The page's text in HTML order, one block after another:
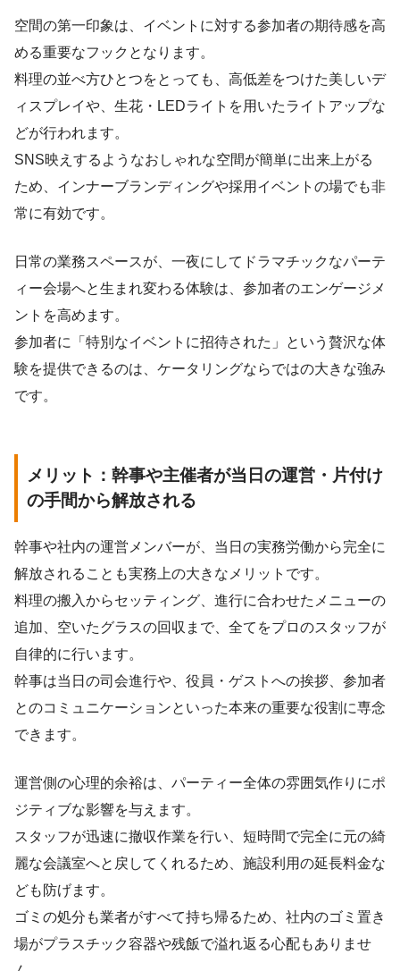
空間の第一印象は、イベントに対する参加者の期待感を高
める重要なフックとなります。
料理の並べ方ひとつをとっても、高低差をつけた美しいデ
ィスプレイや、生花・LEDライトを用いたライトアップな
どが行われます。
SNS映えするようなおしゃれな空間が簡単に出来上がる
ため、インナーブランディングや採用イベントの場でも非
常に有効です。
日常の業務スペースが、一夜にしてドラマチックなパーテ
ィー会場へと生まれ変わる体験は、参加者のエンゲージメ
ントを高めます。
参加者に「特別なイベントに招待された」という贅沢な体
験を提供できるのは、ケータリングならではの大きな強み
です。
メリット：幹事や主催者が当日の運営・片付け
の手間から解放される
幹事や社内の運営メンバーが、当日の実務労働から完全に
解放されることも実務上の大きなメリットです。
料理の搬入からセッティング、進行に合わせたメニューの
追加、空いたグラスの回収まで、全てをプロのスタッフが
自律的に行います。
幹事は当日の司会進行や、役員・ゲストへの挨拶、参加者
とのコミュニケーションといった本来の重要な役割に専念
できます。
運営側の心理的余裕は、パーティー全体の雰囲気作りにポ
ジティブな影響を与えます。
スタッフが迅速に撤収作業を行い、短時間で完全に元の綺
麗な会議室へと戻してくれるため、施設利用の延長料金な
ども防げます。
ゴミの処分も業者がすべて持ち帰るため、社内のゴミ置き
場がプラスチック容器や残飯で溢れ返る心配もありませ